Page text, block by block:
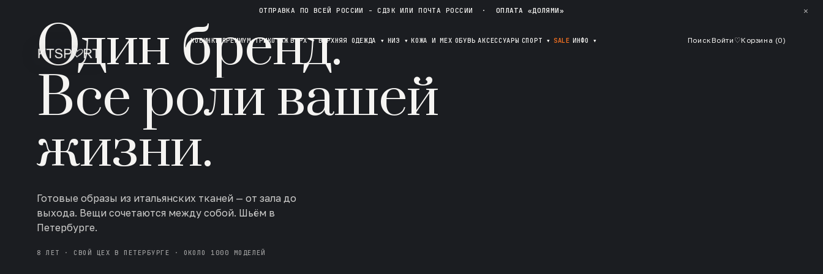
ОТПРАВКА ПО ВСЕЙ РОССИИ - СДЭК ИЛИ ПОЧТА РОССИИ · ОПЛАТА «ДОЛЯМИ» ✕
НОВИНКИ ПРЕМИУМ ТРИКОТАЖ ВЕРХ▾ ВЕРХНЯЯ ОДЕЖДА ▾ НИЗ ▾ КОЖА И МЕХ ОБУВЬ АКСЕССУАРЫ СПОРТ ▾ SALE ИНФО ▾ ПоискВойти ♡Корзина (0)
Один бренд.
Все роли вашей
жизни.
Готовые образы из итальянских тканей — от зала до
выхода. Вещи сочетаются между собой. Шьём в
Петербурге.
8 ЛЕТ · СВОЙ ЦЕХ В ПЕТЕРБУРГЕ · ОКОЛО 1000 МОДЕЛЕЙ